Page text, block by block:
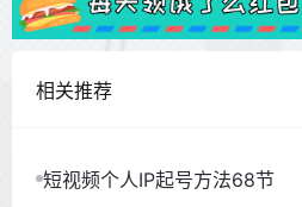
相关推荐
短视频个人IP起号方法68节